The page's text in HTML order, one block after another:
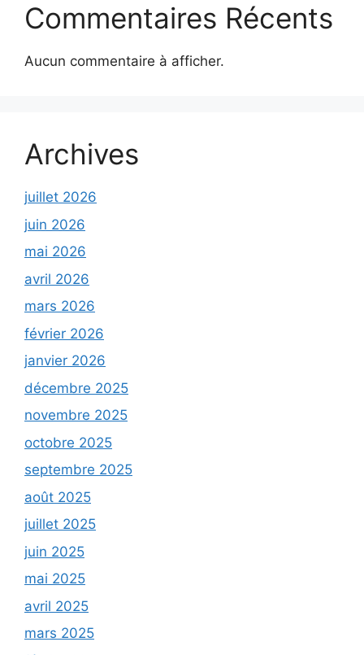
Commentaires Récents
Aucun commentaire à afficher.
Archives
juillet 2026
juin 2026
mai 2026
avril 2026
mars 2026
février 2026
janvier 2026
décembre 2025
novembre 2025
octobre 2025
septembre 2025
août 2025
juillet 2025
juin 2025
mai 2025
avril 2025
mars 2025